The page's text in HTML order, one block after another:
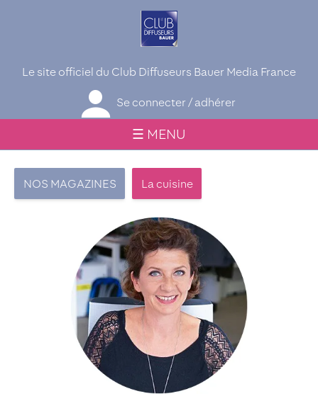
Le site officiel du Club Diffuseurs Bauer Media France
Se connecter / adhérer
☰ MENU
NOS MAGAZINES La cuisine